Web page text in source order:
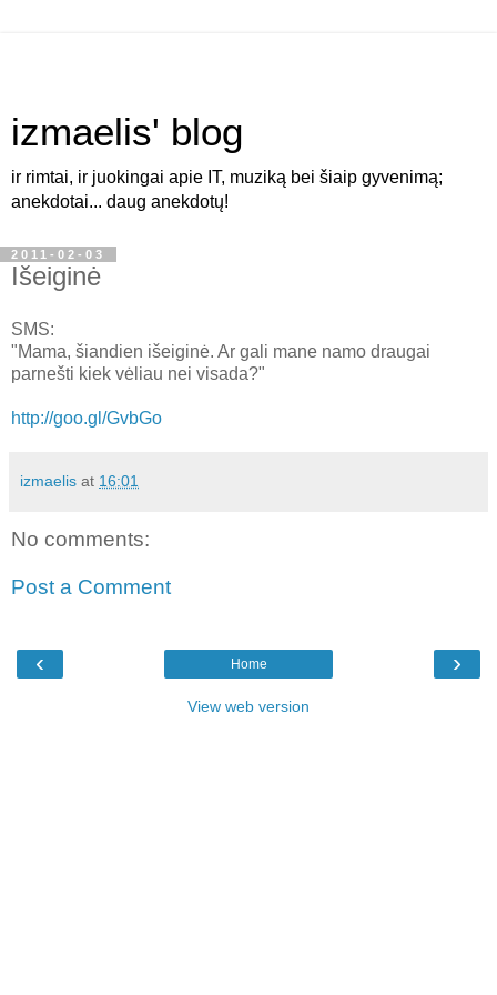
izmaelis' blog
ir rimtai, ir juokingai apie IT, muziką bei šiaip gyvenimą;
anekdotai... daug anekdotų!
2011-02-03
Išeiginė
SMS:
"Mama, šiandien išeiginė. Ar gali mane namo draugai
parnešti kiek vėliau nei visada?"
http://goo.gl/GvbGo
izmaelis at 16:01
No comments:
Post a Comment
‹ ›
Home
View web version